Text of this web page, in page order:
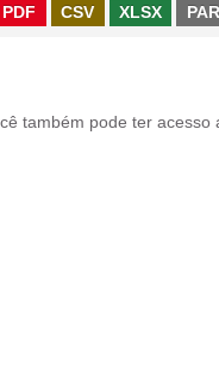
PDF CSV XLSX
também pode ter acesso